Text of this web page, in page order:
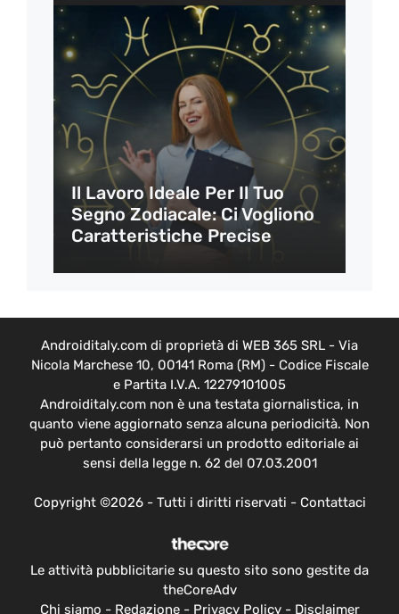
Il Lavoro Ideale Per Il Tuo
Segno Zodiacale: Ci Vogliono
Caratteristiche Precise
Androiditaly.com di proprietà di WEB 365 SRL - Via
Nicola Marchese 10, 00141 Roma (RM) - Codice Fiscale
e Partita I.V.A. 12279101005
Androiditaly.com non è una testata giornalistica, in
quanto viene aggiornato senza alcuna periodicità. Non
può pertanto considerarsi un prodotto editoriale ai
sensi della legge n. 62 del 07.03.2001
Copyright ©2026 - Tutti i diritti riservati - Contattaci
Le attività pubblicitarie su questo sito sono gestite da
theCoreAdv
Chi siamo - Redazione- Privacy Policy- Disclaimer